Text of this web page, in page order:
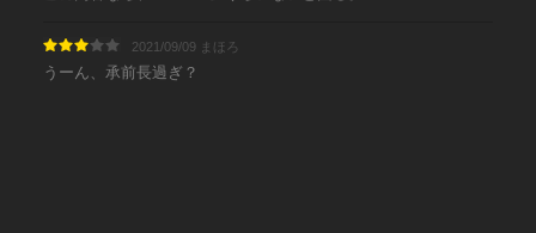
2021/09/09 まほろ
うーん、承前長過ぎ？